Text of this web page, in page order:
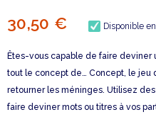
30,50 € Disponible
Êtes-vous capable de faire deviner
tout le concept de… Concept, le jeu
retourner les méninges. Utilisez
faire deviner mots ou titres à vos